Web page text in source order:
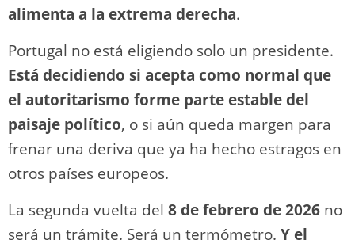
alimenta a la extrema derecha.
Portugal no está eligiendo solo un presidente.
Está decidiendo si acepta como normal que
el autoritarismo forme parte estable del
paisaje político, o si aún queda margen para
frenar una deriva que ya ha hecho estragos en
otros países europeos.
La segunda vuelta del 8 de febrero de 2026 no
será un trámite. Será un termómetro. Y el